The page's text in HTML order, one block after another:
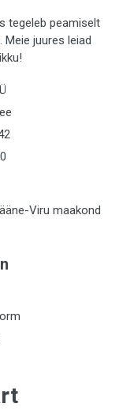
tegeleb peamiselt
juures leiad
Viru maakond